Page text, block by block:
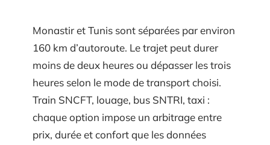
Monastir et Tunis sont séparées par environ
160 km d’autoroute. Le trajet peut durer
moins de deux heures ou dépasser les trois
heures selon le mode de transport choisi.
Train SNCFT, louage, bus SNTRI, taxi :
chaque option impose un arbitrage entre
prix, durée et confort que les données